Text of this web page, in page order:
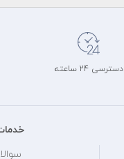
دسترسی 24 ساعته